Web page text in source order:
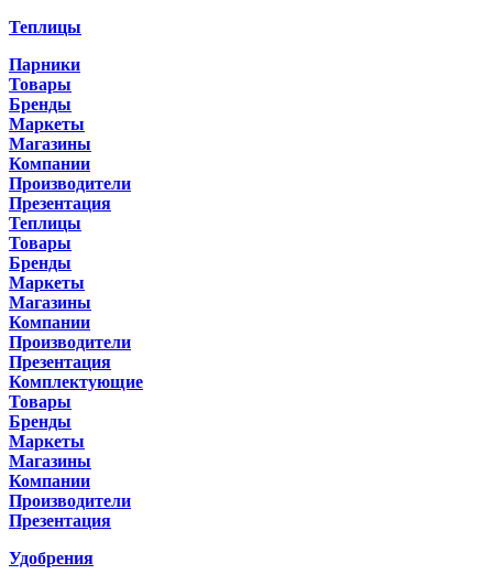
Теплицы
Парники
Товары
Бренды
Маркеты
Магазины
Компании
Производители
Презентация
Теплицы
Товары
Бренды
Маркеты
Магазины
Компании
Производители
Презентация
Комплектующие
Товары
Бренды
Маркеты
Магазины
Компании
Производители
Презентация
Удобрения